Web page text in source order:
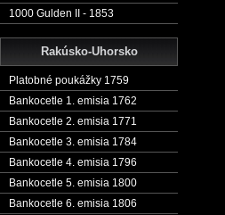
1000 Gulden II - 1853
Rakúsko-Uhorsko
Platobné poukážky 1759
Bankocetle 1. emisia 1762
Bankocetle 2. emisia 1771
Bankocetle 3. emisia 1784
Bankocetle 4. emisia 1796
Bankocetle 5. emisia 1800
Bankocetle 6. emisia 1806